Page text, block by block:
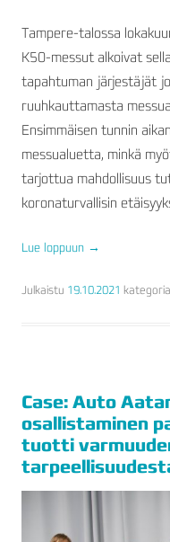
Tampere-talossa
K50-messut alkoivat
tapahtuman järjestäjät
ruuhkauttamasta
Ensimmäisen tunnin
messualuetta, minkä
tarjottua mahdollisuus
koronaturvallisin
Lue loppuun →
Julkaistu 19.10.2021
Case: Auto
osallistaminen
tuotti